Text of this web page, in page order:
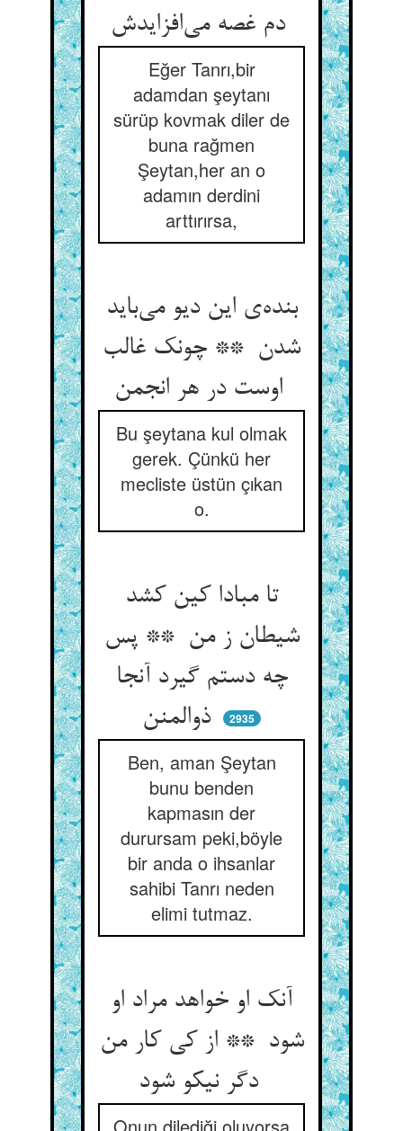
دم غصه می‌افزایدش
Eğer Tanrı,bir
adamdan şeytanı
sürüp kovmak diler de
buna rağmen
Şeytan,her an o
adamın derdini
arttırırsa,
بنده‌ی این دیو می‌باید
شدن ** چونک غالب
اوست در هر انجمن
Bu şeytana kul olmak
gerek. Çünkü her
mecliste üstün çıkan
o.
تا مبادا کین کشد
شیطان ز من ** پس
چه دستم گیرد آنجا
ذوالمنن
2935
Ben, aman Şeytan
bunu benden
kapmasın der
durursam peki,böyle
bir anda o ihsanlar
sahibi Tanrı neden
elimi tutmaz.
آنک او خواهد مراد او
شود ** از کی کار من
دگر نیکو شود